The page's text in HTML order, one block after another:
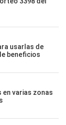
usarlas de
beneficios
en varias zonas